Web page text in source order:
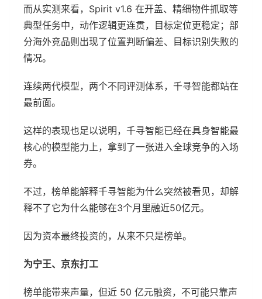
而从实测来看，Spirit v1.6 在开盖、精细物件抓取等
典型任务中，动作逻辑更连贯，目标定位更稳定；部
分海外竞品则出现了位置判断偏差、目标识别失败的
情况。
连续两代模型，两个不同评测体系，千寻智能都站在
最前面。
这样的表现也足以说明，千寻智能已经在具身智能最
核心的模型能力上，拿到了一张进入全球竞争的入场
券。
不过，榜单能解释千寻智能为什么突然被看见，却解
释不了它为什么能够在3个月里融近50亿元。
因为资本最终投资的，从来不只是榜单。
为宁王、京东打工
榜单能带来声量，但近 50 亿元融资，不可能只靠声